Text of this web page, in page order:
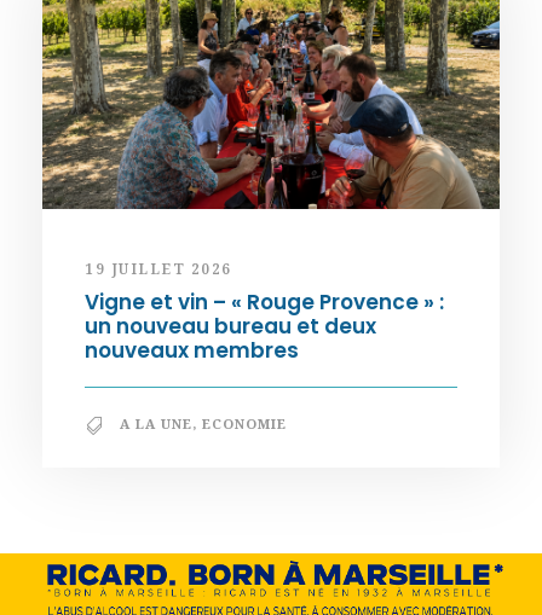
19 JUILLET 2026
Vigne et vin – « Rouge Provence » :
un nouveau bureau et deux
nouveaux membres
A LA UNE, ECONOMIE